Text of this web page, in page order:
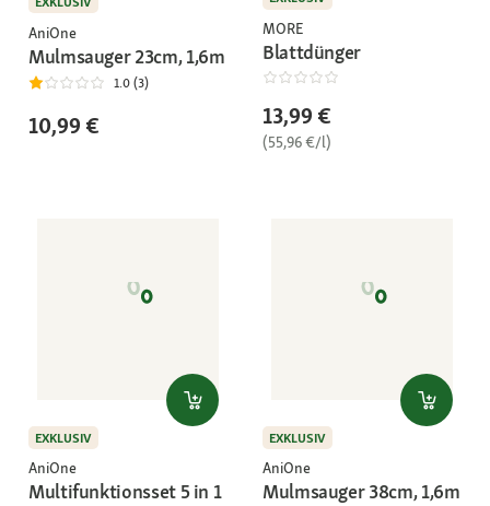
AniOne
Mulmsauger 23cm, 1,6m
1.0 (3)
10,99 €
MORE
Blattdünger
13,99 €
(55,96 €/l)
EXKLUSIV
AniOne
Multifunktionsset 5 in 1
EXKLUSIV
AniOne
Mulmsauger 38cm, 1,6m